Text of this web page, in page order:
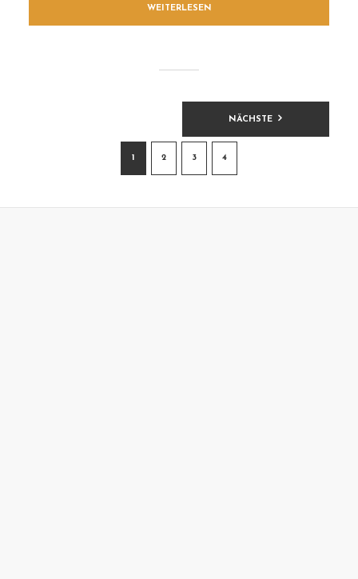
WEITERLESEN
BEITRAGSNAVIGATION
1 2 3 4
NÄCHSTE